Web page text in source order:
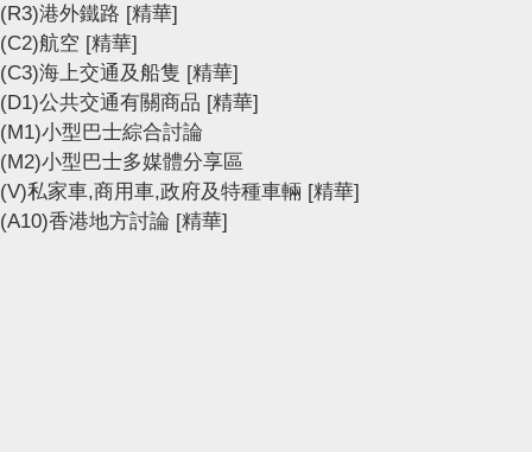
(R3)港外鐵路 [精華]
(C2)航空 [精華]
(C3)海上交通及船隻 [精華]
(D1)公共交通有關商品 [精華]
(M1)小型巴士綜合討論
(M2)小型巴士多媒體分享區
(V)私家車,商用車,政府及特種車輛 [精華]
(A10)香港地方討論 [精華]